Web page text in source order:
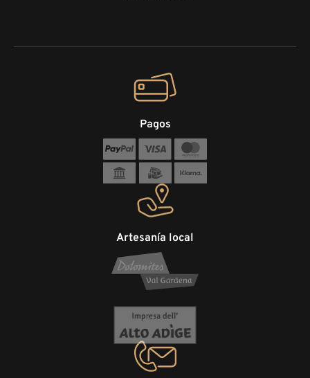
Artesanía local
Pagos